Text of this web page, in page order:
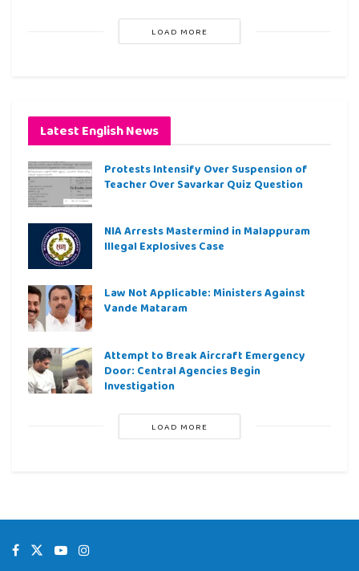
LOAD MORE
Latest English News
Protests Intensify Over Suspension of
Teacher Over Savarkar Quiz Question
NIA Arrests Mastermind in Malappuram
Illegal Explosives Case
Law Not Applicable: Ministers Against
Vande Mataram
Attempt to Break Aircraft Emergency
Door: Central Agencies Begin
Investigation
LOAD MORE